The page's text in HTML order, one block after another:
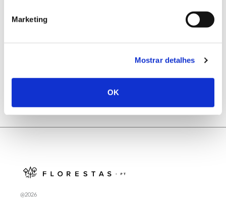
Marketing
Mostrar detalhes
OK
no verão 2026
@2026